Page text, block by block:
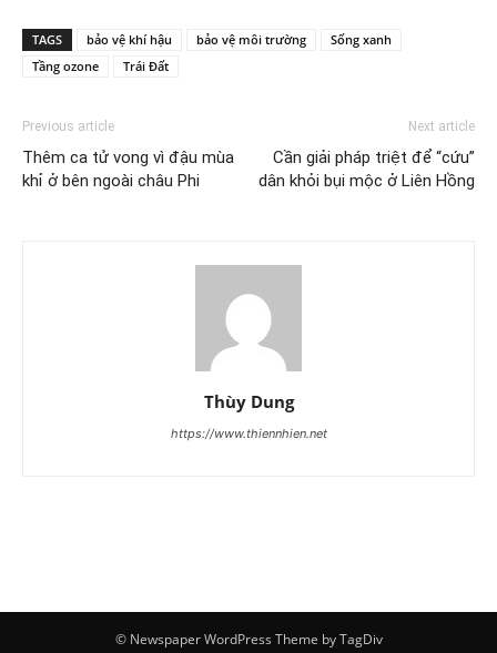
TAGS bảo vệ khí hậu bảo vệ môi trường
Sống xanh
Tầng ozone
Trái Đất
Previous article
Thêm ca tử vong vì đậu mùa
khỉ ở bên ngoài châu Phi
Next article
Cần giải pháp triệt để “cứu”
dân khỏi bụi mộc ở Liên Hồng
Thùy Dung
https://www.thiennhien.net
© Newspaper WordPress Theme by TagDiv